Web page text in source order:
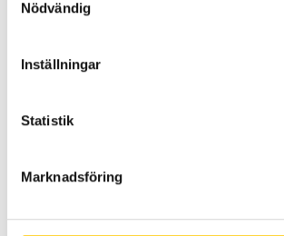
Nödvändig
Inställningar
Statistik
Marknadsföring